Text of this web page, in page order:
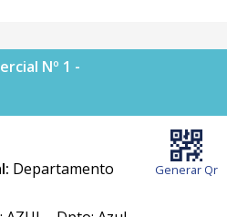
Nº 1 -
Generar Qr
Departamento